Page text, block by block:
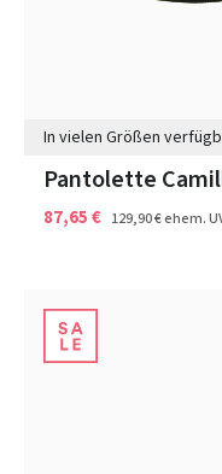
In vielen Größen
Pantolette
87,65 € 129,90 €ehem.